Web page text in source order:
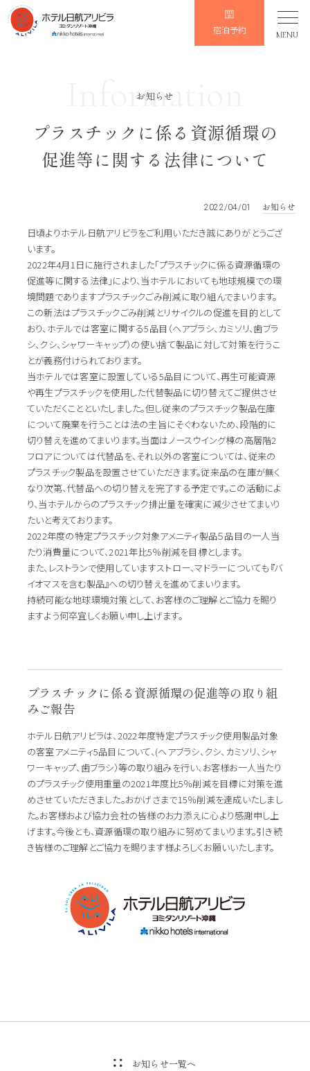
宿泊予約 MENU
Information
お知らせ
プラスチックに係る資源循環の
促進等に関する法律について
2022/04/01 お知らせ
日頃よりホテル日航アリビラをご利用いただき誠にありがとうござ
います。
2022年4月1日に施行されました「プラスチックに係る資源循環の
促進等に関する法律」により、当ホテルにおいても地球規模での環
境問題でありますプラスチックごみ削減に取り組んでまいります。
この新法はプラスチックごみ削減とリサイクルの促進を目的として
おり、ホテルでは客室に関する5品目（ヘアブラシ、カミソリ、歯ブラ
シ、クシ、シャワーキャップ）の使い捨て製品に対して対策を行うこ
とが義務付けられております。
当ホテルでは客室に設置している5品目について、再生可能資源
や再生プラスチックを使用した代替製品に切り替えてご提供させ
ていただくことといたしました。但し従来のプラスチック製品在庫
について廃棄を行うことは法の主旨にそぐわないため、段階的に
切り替えを進めてまいります。当面はノースウイング棟の高層階2
フロアについては代替品を、それ以外の客室については、従来の
プラスチック製品を設置させていただきます。従来品の在庫が無く
なり次第、代替品への切り替えを完了する予定です。この活動によ
り、当ホテルからのプラスチック排出量を確実に減少させてまいり
たいと考えております。
2022年度の特定プラスチック対象アメニティ製品５品目の一人当
たり消費量について、2021年比5％削減を目標とします。
また、レストランで使用していますストロー、マドラーについても『バ
イオマスを含む製品』への切り替えを進めてまいります。
持続可能な地球環境対策として、お客様のご理解とご協力を賜り
ますよう何卒宜しくお願い申し上げます。
プラスチックに係る資源循環の促進等の取り組
みご報告
ホテル日航アリビラは、2022年度特定プラスチック使用製品対象
の客室アメニティ5品目について、(ヘアブラシ、クシ、カミソリ、シャ
ワーキャップ、歯ブラシ）等の取り組みを行い、お客様お一人当たり
のプラスチック使用重量の2021年度比5％削減を目標に対策を進
めさせていただきました。おかげさまで15％削減を達成いたしまし
た。お客様および協力会社の皆様のお力添えに心より感謝申し上
げます。今後とも、資源循環の取り組みに努めてまいります。引き続
き皆様のご理解とご協力を賜ります様よろしくお願いいたします。
お知らせ一覧へ